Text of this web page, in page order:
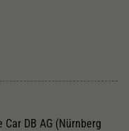
DB AG (Nürnberg